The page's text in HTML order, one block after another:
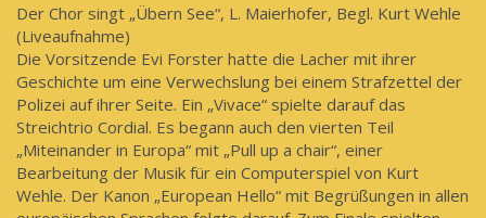
Der Chor singt „Übern See“, L. Maierhofer, Begl. Kurt Wehle
(Liveaufnahme)
Die Vorsitzende Evi Forster hatte die Lacher mit ihrer
Geschichte um eine Verwechslung bei einem Strafzettel der
Polizei auf ihrer Seite. Ein „Vivace“ spielte darauf das
Streichtrio Cordial. Es begann auch den vierten Teil
„Miteinander in Europa“ mit „Pull up a chair“, einer
Bearbeitung der Musik für ein Computerspiel von Kurt
Wehle. Der Kanon „European Hello“ mit Begrüßungen in allen